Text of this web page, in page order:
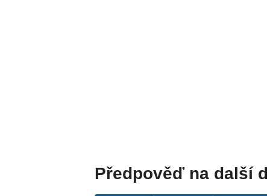
Předpověď na další